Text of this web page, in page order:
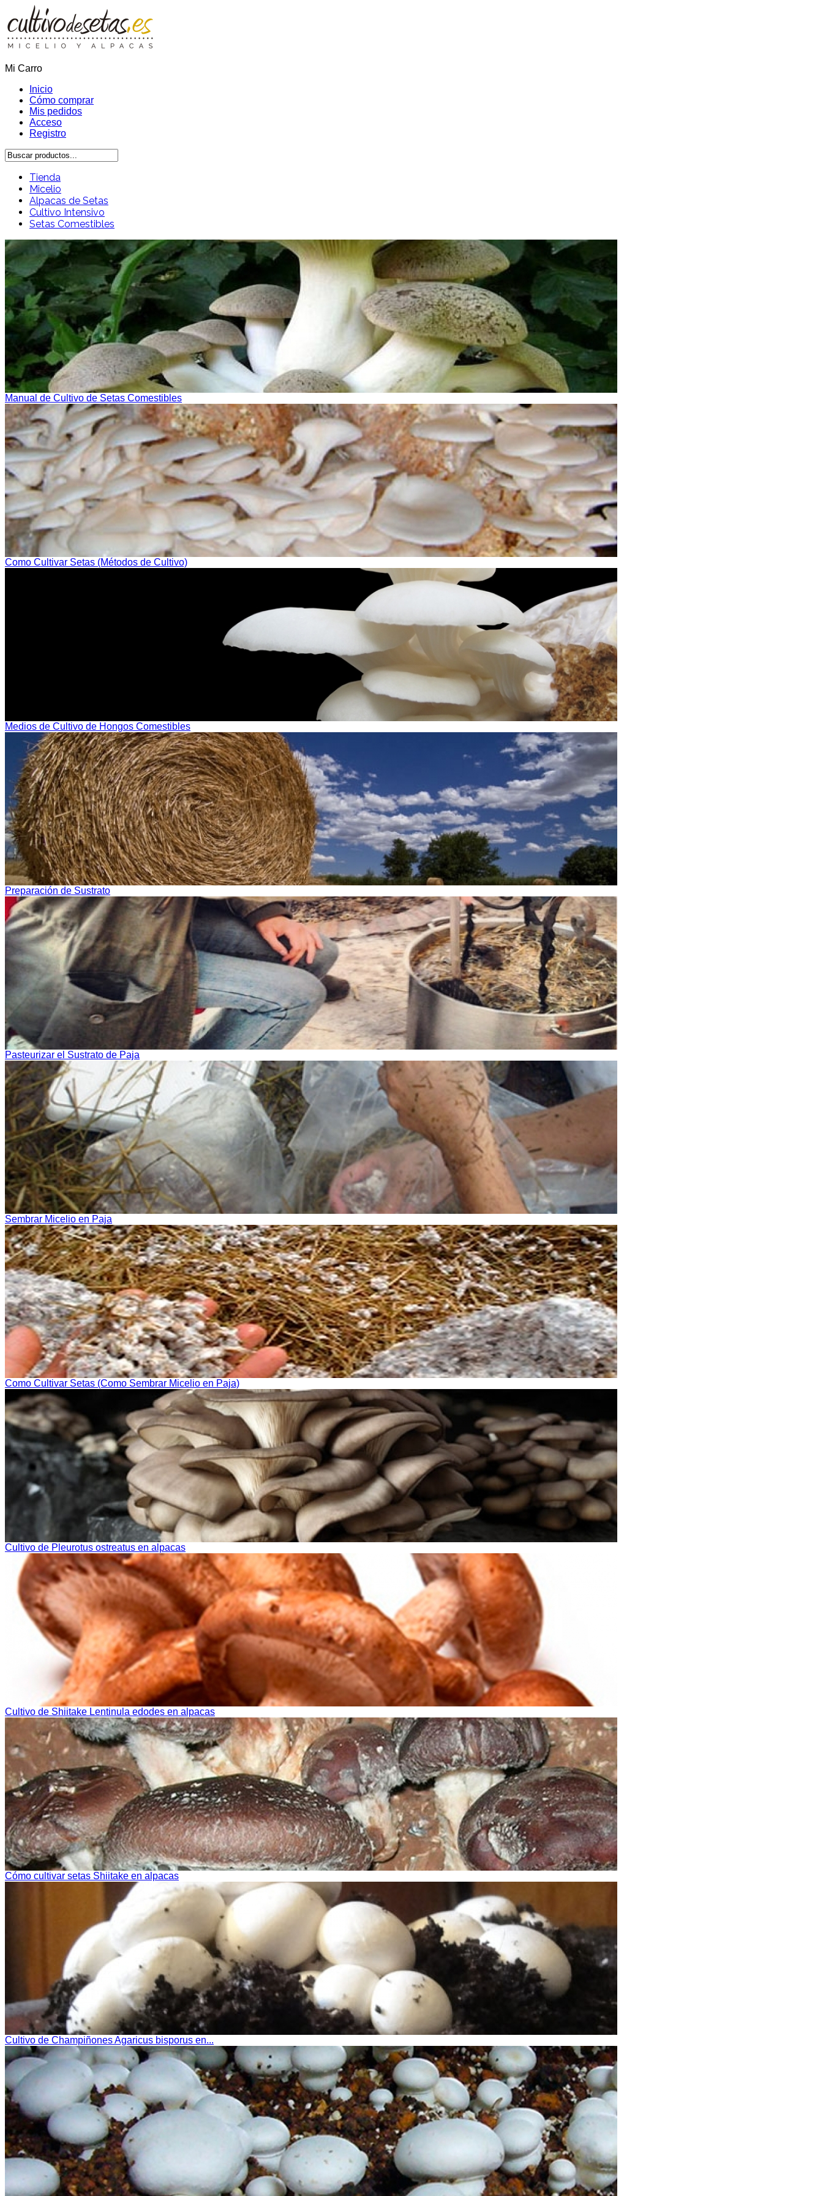
Mi Carro
Inicio
Cómo comprar
Mis pedidos
Acceso
Registro
Tienda
Micelio
Alpacas de Setas
Cultivo Intensivo
Setas Comestibles
Manual de Cultivo de Setas Comestibles
Como Cultivar Setas (Métodos de Cultivo)
Medios de Cultivo de Hongos Comestibles
Preparación de Sustrato
Pasteurizar el Sustrato de Paja
Sembrar Micelio en Paja
Como Cultivar Setas (Como Sembrar Micelio en Paja)
Cultivo de Pleurotus ostreatus en alpacas
Cultivo de Shiitake Lentinula edodes en alpacas
Cómo cultivar setas Shiitake en alpacas
Cultivo de Champiñones Agaricus bisporus en...